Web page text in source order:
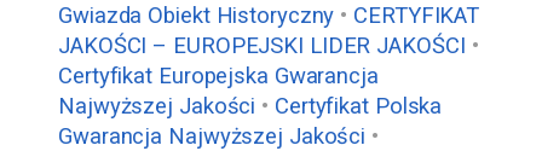
Gwiazda Obiekt Historyczny • CERTYFIKAT
JAKOŚCI – EUROPEJSKI LIDER JAKOŚCI •
Certyfikat Europejska Gwarancja
Najwyższej Jakości • Certyfikat Polska
Gwarancja Najwyższej Jakości •